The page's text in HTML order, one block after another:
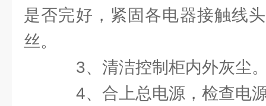
是否完好，紧固各电器接触线
丝。
3、清洁控制柜内外灰尘
4、合上总电源，检查电